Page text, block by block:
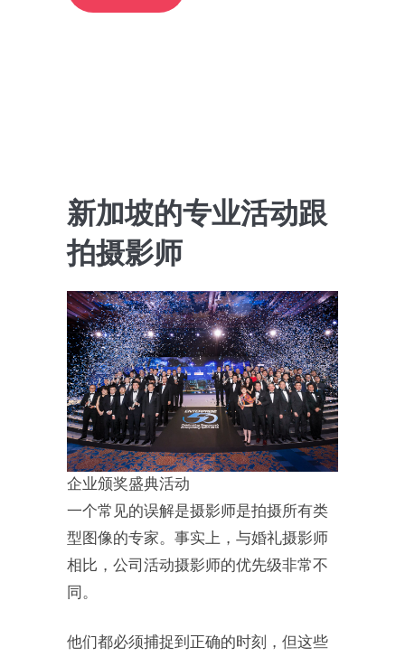
新加坡的专业活动跟
拍摄影师
企业颁奖盛典活动
一个常见的误解是摄影师是拍摄所有类
型图像的专家。事实上，与婚礼摄影师
相比，公司活动摄影师的优先级非常不
同。
他们都必须捕捉到正确的时刻，但这些